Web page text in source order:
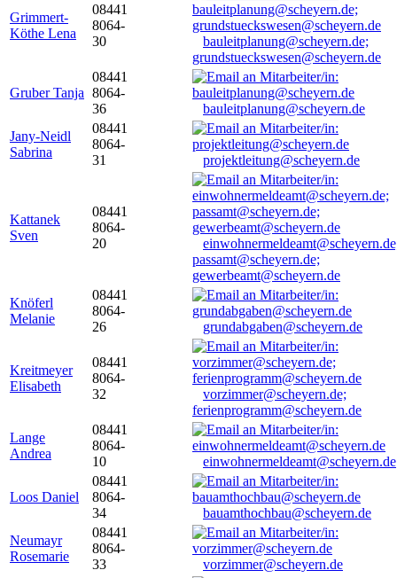
Grimmert-
Köthe Lena
08441
8064-
30
bauleitplanung@scheyern.de;
grundstueckswesen@scheyern.de
Gruber Tanja
08441
8064-
36
bauleitplanung@scheyern.de
Jany-Neidl
Sabrina
08441
8064-
31
projektleitung@scheyern.de
Kattanek
Sven
08441
8064-
20
passamt@scheyern.de;
gewerbeamt@scheyern.de
Knöferl
Melanie
08441
8064-
26
grundabgaben@scheyern.de
Kreitmeyer
Elisabeth
08441
8064-
32
vorzimmer@scheyern.de;
ferienprogramm@scheyern.de
Lange
Andrea
08441
8064-
10
einwohnermeldeamt@scheyern.de
Loos Daniel
08441
8064-
34
bauamthochbau@scheyern.de
Neumayr
Rosemarie
08441
8064-
33
vorzimmer@scheyern.de